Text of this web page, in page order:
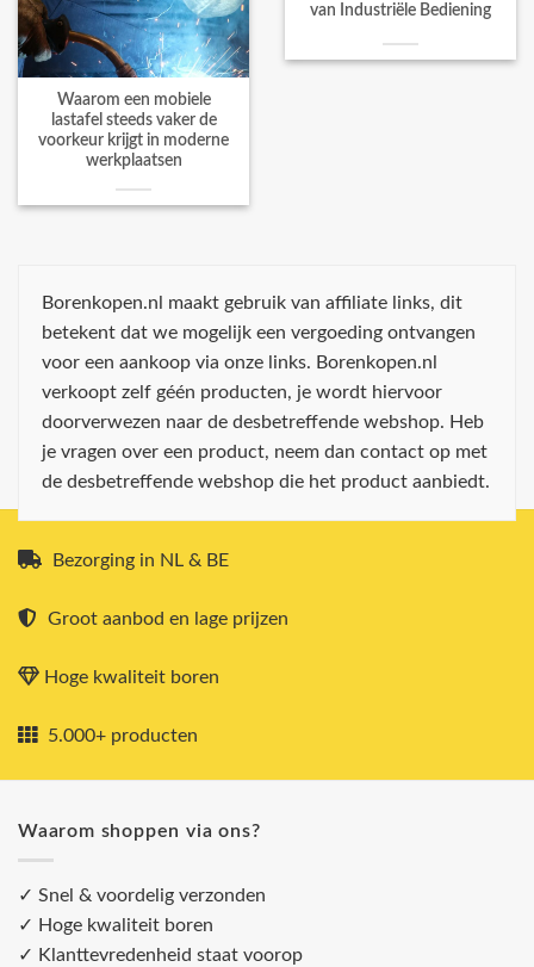
Waarom een mobiele
lastafel steeds vaker de
voorkeur krijgt in moderne
werkplaatsen
van Industriële Bediening
Borenkopen.nl maakt gebruik van affiliate links, dit
betekent dat we mogelijk een vergoeding ontvangen
voor een aankoop via onze links. Borenkopen.nl
verkoopt zelf géén producten, je wordt hiervoor
doorverwezen naar de desbetreffende webshop. Heb
je vragen over een product, neem dan contact op met
de desbetreffende webshop die het product aanbiedt.
Bezorging in NL & BE
Groot aanbod en lage prijzen
Hoge kwaliteit boren
5.000+ producten
Waarom shoppen via ons?
✓ Snel & voordelig verzonden
✓ Hoge kwaliteit boren
✓ Klanttevredenheid staat voorop